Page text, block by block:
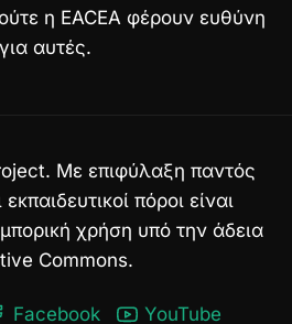
η EACEA φέρουν ευθύνη
για αυτές.
Με επιφύλαξη παντός
πόροι είναι
χρήση υπό την άδεια
Commons.
Facebook YouTube